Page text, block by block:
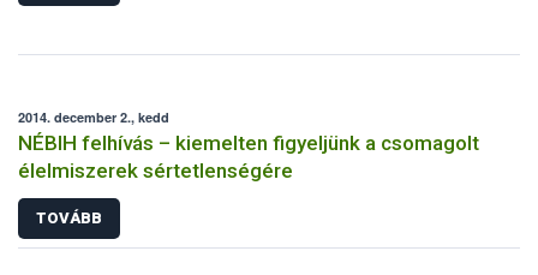
2014. december 2., kedd
NÉBIH felhívás – kiemelten figyeljünk a csomagolt
élelmiszerek sértetlenségére
TOVÁBB